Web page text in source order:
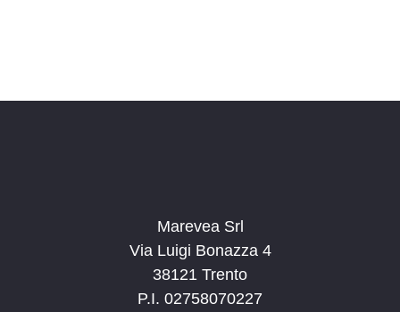
Marevea Srl
Via Luigi Bonazza 4
38121 Trento
P.I. 02758070227